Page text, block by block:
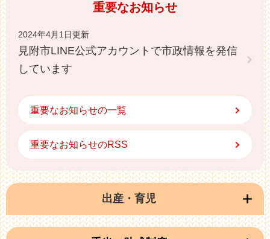
重要なお知らせ
2024年4月1日更新
見附市LINE公式アカウントで市政情報を発信
しています
重要なお知らせの一覧
重要なお知らせのRSS
出産・育児